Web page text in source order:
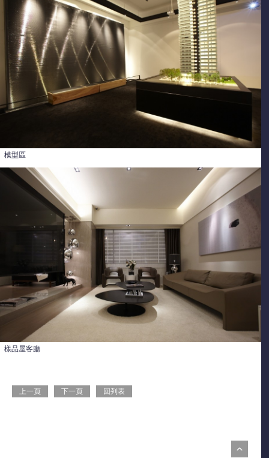
模型區
樣品屋客廳
上一頁 下一頁 回列表